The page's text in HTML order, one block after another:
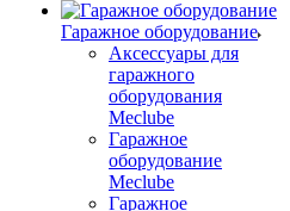
Гаражное оборудование
Аксессуары для
гаражного
оборудования
Meclube
Гаражное
оборудование
Meclube
Гаражное